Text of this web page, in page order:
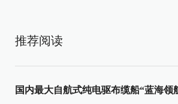
推荐阅读
国内最大自航式纯电驱布缆船“蓝海领